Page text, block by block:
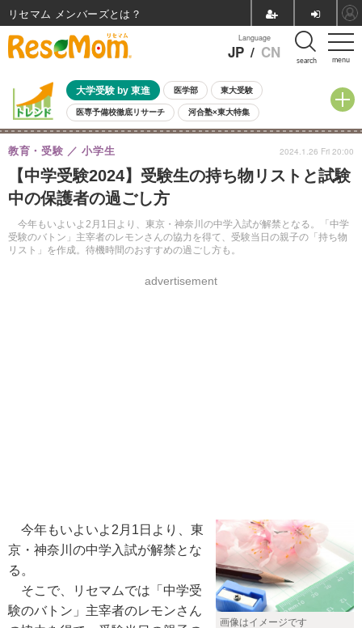
menu
Language
JP / CN search
大学受験 by 東進 医学部 東大受験
医専予備校徹底リサーチ 河合塾×東大特集
親子で考える大学選び 高校受験 中学受験 小学校受験
共通テスト 夏休み
8月開催イベント・WS 全国公立高校 過去問 人気記事
自由研究教材（小学生向け） 自由研究教材（中学生向け）
【中学受験2024】受験生の持ち物リストと試験
中の保護者の過ごし方
今年もいよいよ2月1日より、東京・神奈川の中学入試が解禁となる。「中学
受験のバトン」主宰者のレモンさんの協力を得て、受験当日の親子の「持ち物
リスト」を作成。待機時間のおすすめの過ごし方も。
教育・受験 小学生
advertisement
2024.1.26 Fri 20:00
画像はイメージです
今年もいよいよ2月1日より、東
京・神奈川の中学入試が解禁とな
る。
そこで、リセマムでは「中学受
験のバトン」主宰者のレモンさん
リセマム メンバーズ